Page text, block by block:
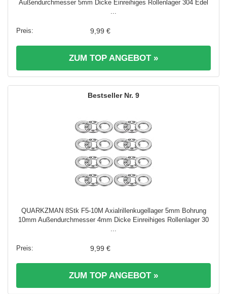
Außendurchmesser 5mm Dicke Einreihiges Rollenlager 304 Edel
...
9,99 €
ZUM TOP ANGEBOT »
9
QUARKZMAN 8Stk F5-10M Axialrillenkugellager 5mm Bohrung
10mm Außendurchmesser 4mm Dicke Einreihiges Rollenlager 30
...
9,99 €
ZUM TOP ANGEBOT »